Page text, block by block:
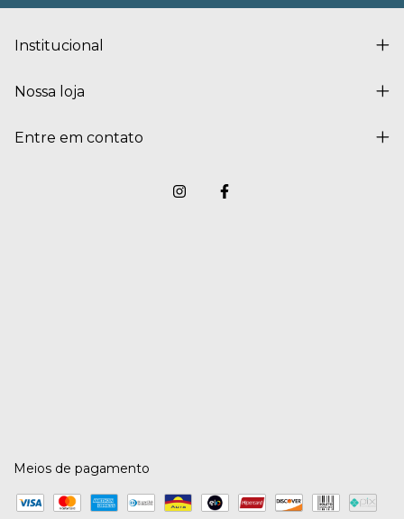
Institucional
Nossa loja
Entre em contato
Meios de pagamento